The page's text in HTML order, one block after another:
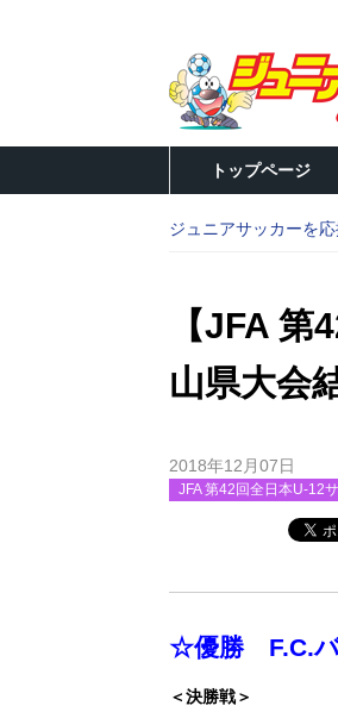
トップページ
ジュニアサッカーを応
【JFA
山県大会
2018年12月07日
JFA 第42回全日本U-12
☆優勝 F.C.バ
＜決勝戦＞